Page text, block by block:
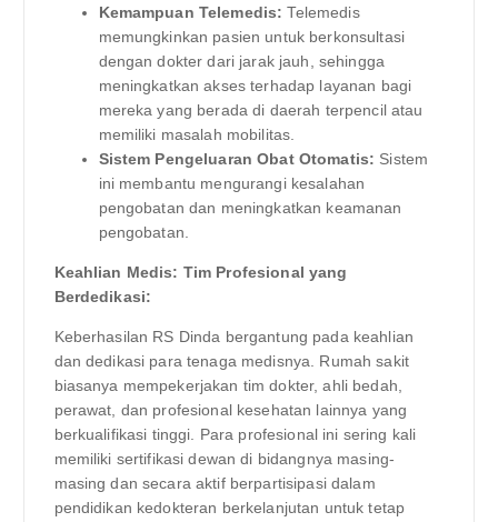
Kemampuan Telemedis: Telemedis
memungkinkan pasien untuk berkonsultasi
dengan dokter dari jarak jauh, sehingga
meningkatkan akses terhadap layanan bagi
mereka yang berada di daerah terpencil atau
memiliki masalah mobilitas.
Sistem Pengeluaran Obat Otomatis: Sistem
ini membantu mengurangi kesalahan
pengobatan dan meningkatkan keamanan
pengobatan.
Keahlian Medis: Tim Profesional yang
Berdedikasi:
Keberhasilan RS Dinda bergantung pada keahlian
dan dedikasi para tenaga medisnya. Rumah sakit
biasanya mempekerjakan tim dokter, ahli bedah,
perawat, dan profesional kesehatan lainnya yang
berkualifikasi tinggi. Para profesional ini sering kali
memiliki sertifikasi dewan di bidangnya masing-
masing dan secara aktif berpartisipasi dalam
pendidikan kedokteran berkelanjutan untuk tetap